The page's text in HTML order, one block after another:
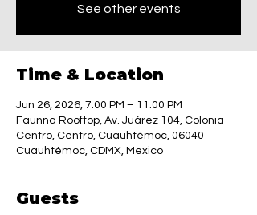
See other events
Time & Location
Jun 26, 2026, 7:00 PM – 11:00 PM
Faunna Rooftop, Av. Juárez 104, Colonia
Centro, Centro, Cuauhtémoc, 06040
Cuauhtémoc, CDMX, Mexico
Guests